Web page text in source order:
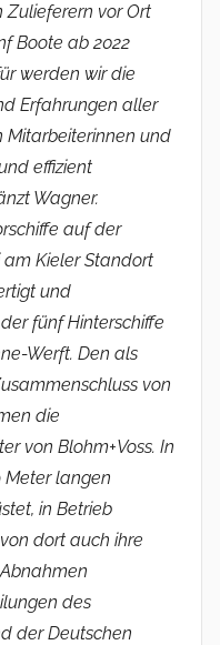
vor Ort
Boote ab 2022
werden wir die
Erfahrungen aller
Mitarbeiterinnen und
effizient
Wagner.
auf der
am Kieler Standort
und
fünf Hinterschiffe
Werft. Den als
von
die
von Blohm+Voss. In
langen
in Betrieb
dort auch ihre
des
der Deutschen